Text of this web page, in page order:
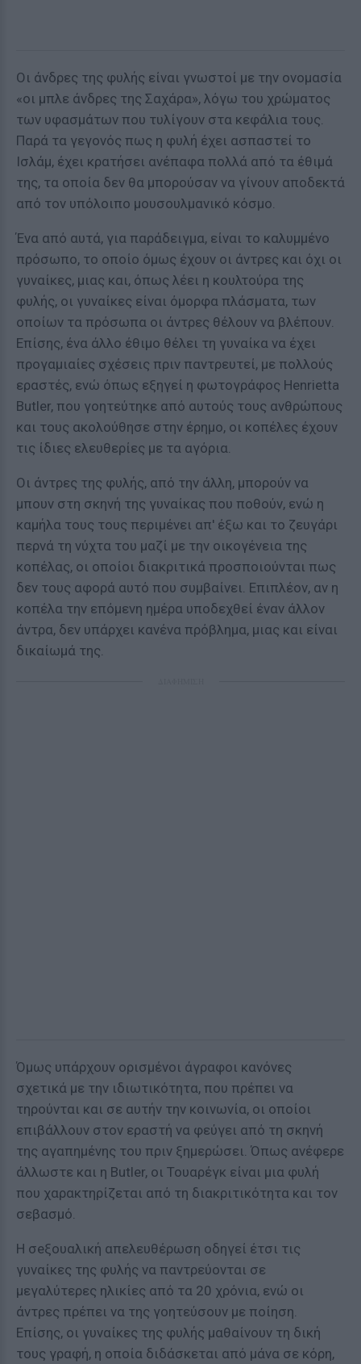
Οι άνδρες της φυλής είναι γνωστοί με την ονομασία
«οι μπλε άνδρες της Σαχάρα», λόγω του χρώματος
των υφασμάτων που τυλίγουν στα κεφάλια τους.
Παρά τα γεγονός πως η φυλή έχει ασπαστεί το
Ισλάμ, έχει κρατήσει ανέπαφα πολλά από τα έθιμά
της, τα οποία δεν θα μπορούσαν να γίνουν αποδεκτά
από τον υπόλοιπο μουσουλμανικό κόσμο.
Ένα από αυτά, για παράδειγμα, είναι το καλυμμένο
πρόσωπο, το οποίο όμως έχουν οι άντρες και όχι οι
γυναίκες, μιας και, όπως λέει η κουλτούρα της
φυλής, οι γυναίκες είναι όμορφα πλάσματα, των
οποίων τα πρόσωπα οι άντρες θέλουν να βλέπουν.
Επίσης, ένα άλλο έθιμο θέλει τη γυναίκα να έχει
προγαμιαίες σχέσεις πριν παντρευτεί, με πολλούς
εραστές, ενώ όπως εξηγεί η φωτογράφος Henrietta
Butler, που γοητεύτηκε από αυτούς τους ανθρώπους
και τους ακολούθησε στην έρημο, οι κοπέλες έχουν
τις ίδιες ελευθερίες με τα αγόρια.
Oι άντρες της φυλής, από την άλλη, μπορούν να
μπουν στη σκηνή της γυναίκας που ποθούν, ενώ η
καμήλα τους τους περιμένει απ' έξω και το ζευγάρι
περνά τη νύχτα του μαζί με την οικογένεια της
κοπέλας, οι οποίοι διακριτικά προσποιούνται πως
δεν τους αφορά αυτό που συμβαίνει. Επιπλέον, αν η
κοπέλα την επόμενη ημέρα υποδεχθεί έναν άλλον
άντρα, δεν υπάρχει κανένα πρόβλημα, μιας και είναι
δικαίωμά της.
Όμως υπάρχουν ορισμένοι άγραφοι κανόνες
σχετικά με την ιδιωτικότητα, που πρέπει να
τηρούνται και σε αυτήν την κοινωνία, οι οποίοι
επιβάλλουν στον εραστή να φεύγει από τη σκηνή
της αγαπημένης του πριν ξημερώσει. Όπως ανέφερε
άλλωστε και η Butler, οι Τουαρέγκ είναι μια φυλή
που χαρακτηρίζεται από τη διακριτικότητα και τον
σεβασμό.
Η σeξουαλική απελευθέρωση οδηγεί έτσι τις
γυναίκες της φυλής να παντρεύονται σε
μεγαλύτερες ηλικίες από τα 20 χρόνια, ενώ οι
άντρες πρέπει να της γοητεύσουν με ποίηση.
Επίσης, οι γυναίκες της φυλής μαθαίνουν τη δική
τους γραφή, η οποία διδάσκεται από μάνα σε κόρη,